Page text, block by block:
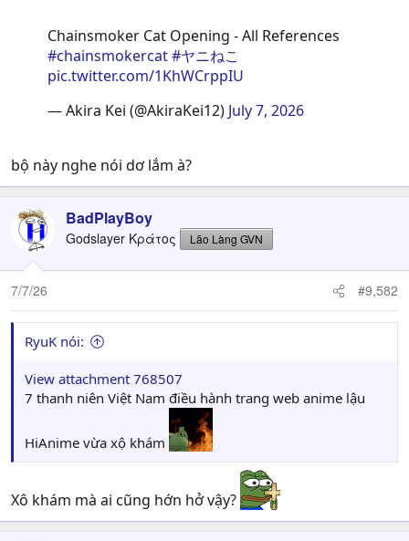
Chainsmoker Cat Opening - All References
#chainsmokercat#ヤニねこ
pic.twitter.com/1KhWCrppIU
— Akira Kei (@AkiraKei12) July 7, 2026
bộ này nghe nói dơ lắm à?
BadPlayBoy
Godslayer Κράτος Lão Làng GVN
7/7/26 #9,582
RyuK nói:
View attachment 768507
7 thanh niên Việt Nam điều hành trang web anime lậu
HiAnime vừa xộ khám
Xô khám mà ai cũng hớn hở vậy?